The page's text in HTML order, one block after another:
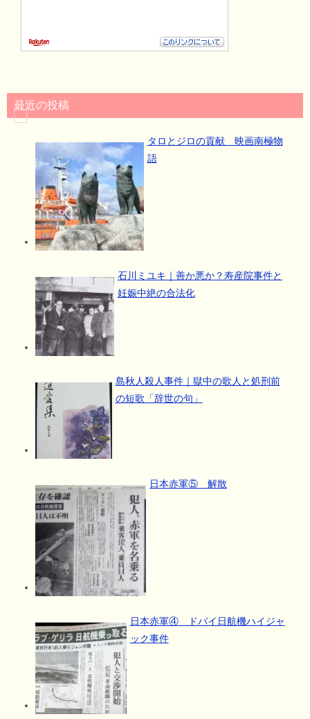
最近の投稿
タロとジロの貢献 映画南極物
語
石川ミユキ｜善か悪か？寿産院事件と
妊娠中絶の合法化
島秋人殺人事件｜獄中の歌人と処刑前
の短歌「辞世の句」
日本赤軍⑤ 解散
日本赤軍④ ドバイ日航機ハイジャ
ック事件